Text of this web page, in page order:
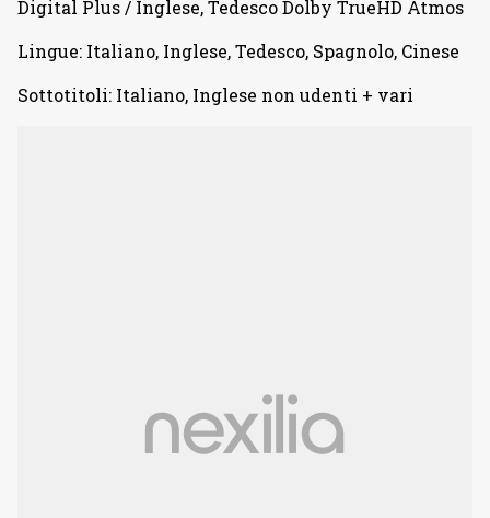
Digital Plus / Inglese, Tedesco Dolby TrueHD Atmos
Lingue: Italiano, Inglese, Tedesco, Spagnolo, Cinese
Sottotitoli: Italiano, Inglese non udenti + vari